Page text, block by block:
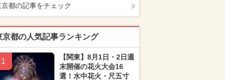
京都の記事をチェック
京都の人気記事ランキング
1
【関東】8月1日・2日週
末開催の花火大会16
選！水中花火・尺五寸